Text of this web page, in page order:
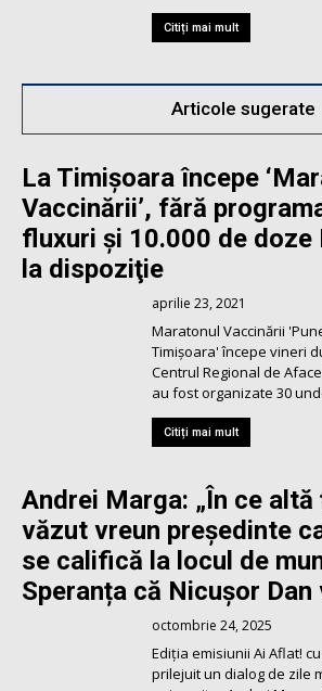
Citiți mai mult
Articole sugerate
La Timişoara începe
Vaccinării’, fără
fluxuri şi 10.000 de
la dispoziţie
aprilie 23, 2021
Maratonul Vaccinării
Timişoara' începe vineri
Centrul Regional de
au fost organizate 30
Citiți mai mult
Andrei Marga: „În ce altă
văzut vreun preşedinte
se califică la locul de
Speranța că Nicușor Dan
octombrie 24, 2025
Ediția emisiunii Ai Aflat!
prilejuit un dialog de zile